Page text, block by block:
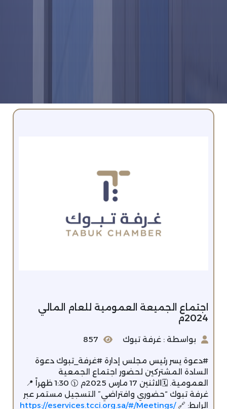
اجتماع الجميعة العمومية للعام المالي
2024م
بواسطة : غرفة تبوك 857
#دعوة يسر رئيس مجلس إدارة #غرفة_تبوك دعوة
السادة المشتركين لحضور اجتماع الجمعية
العمومية. 🗓️الاثنين 17 مارس 2025م 🕦 1:30 ظهراً 📍
غرفة تبوك “حضوري وافتراضي” التسجيل مستمر عبر
الرابط: 🔗https://eservices.tcci.org.sa/#/Meetings/